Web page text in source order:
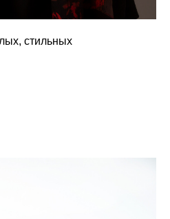
стильных